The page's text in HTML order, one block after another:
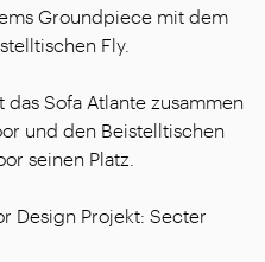
Groundpiece mit dem
Fly.
Sofa Atlante zusammen
und den Beistelltischen
seinen Platz.
Design Projekt: Secter